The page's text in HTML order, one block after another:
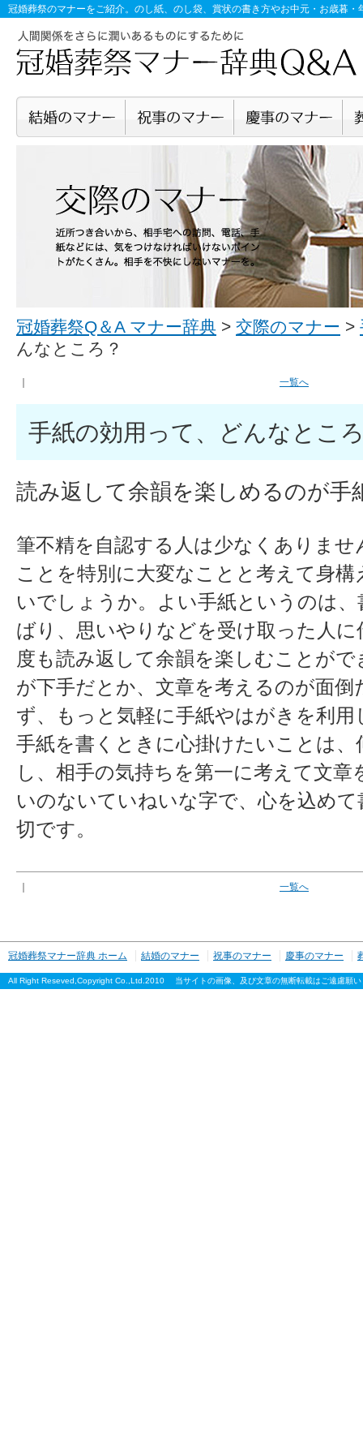
冠婚葬祭のマナーをご紹介。のし紙、のし袋、賞状の書き方やお中元・お歳暮
冠婚葬祭Q＆A マナー辞典 > 交際のマナー >
んなところ？
｜ 一覧へ
手紙の効用って、どんなとこ
読み返して余韻を楽しめるのが手
筆不精を自認する人は少なくありま
ことを特別に大変なことと考えて身
いでしょうか。よい手紙というのは
ばり、思いやりなどを受け取った人
度も読み返して余韻を楽しむことが
が下手だとか、文章を考えるのが面
ず、もっと気軽に手紙やはがきを利
手紙を書くときに心掛けたいことは
し、相手の気持ちを第一に考えて文
いのないていねいな字で、心を込め
切です。
｜ 一覧へ
冠婚葬祭マナー辞典 ホーム 結婚のマナー 祝事のマナー 慶事のマナー
All Right Reseved,Copyright Co.,Ltd.2010 当サイトの画像、及び文章の無断転載はご遠慮願い